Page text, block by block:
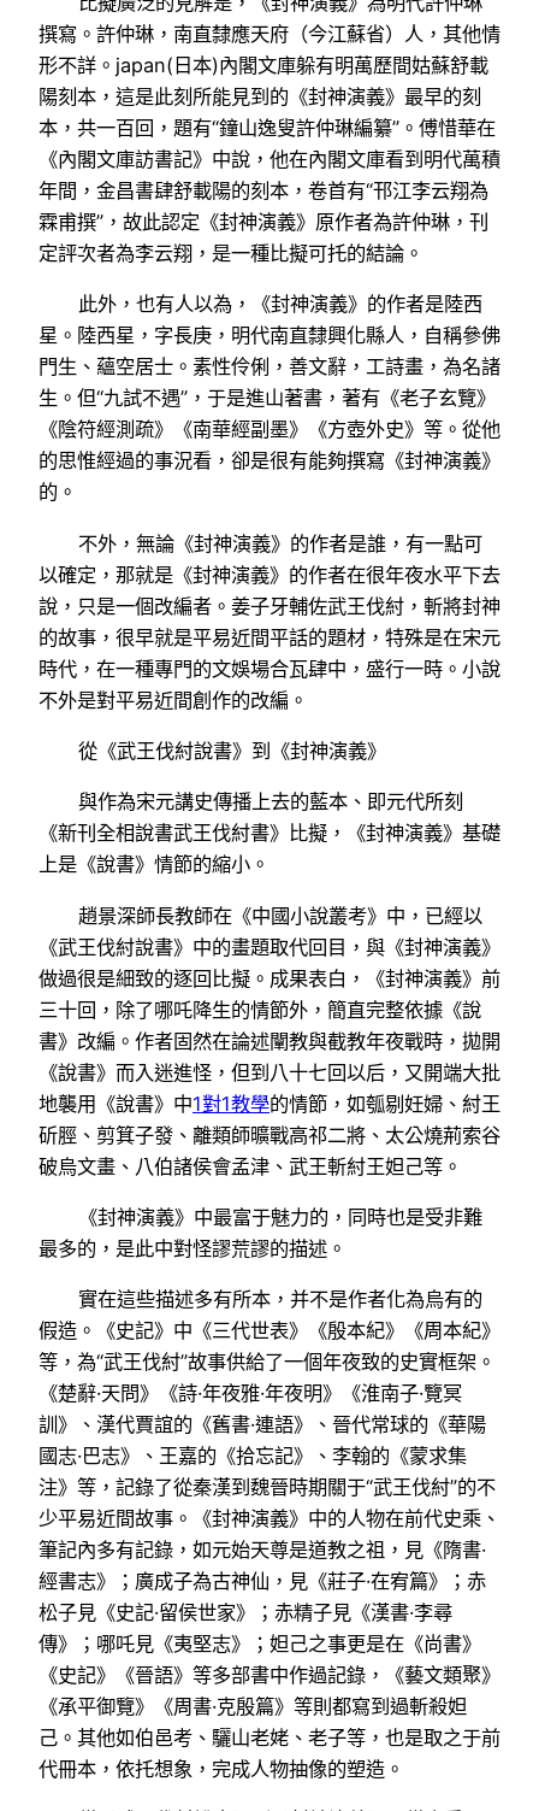
撰寫。許仲琳，南直隸應天府（今江蘇省）人，其他情
形不詳。japan(日本)內閣文庫躲有明萬歷間姑蘇舒載
陽刻本，這是此刻所能見到的《封神演義》最早的刻
本，共一百回，題有“鐘山逸叟許仲琳編纂”。傅惜華在
《內閣文庫訪書記》中說，他在內閣文庫看到明代萬積
年間，金昌書肆舒載陽的刻本，卷首有“邗江李云翔為
霖甫撰”，故此認定《封神演義》原作者為許仲琳，刊
定評次者為李云翔，是一種比擬可托的結論。
此外，也有人以為，《封神演義》的作者是陸西
星。陸西星，字長庚，明代南直隸興化縣人，自稱參佛
門生、蘊空居士。素性伶俐，善文辭，工詩畫，為名諸
生。但“九試不遇”，于是進山著書，著有《老子玄覽》
《陰符經測疏》《南華經副墨》《方壺外史》等。從他
的思惟經過的事況看，卻是很有能夠撰寫《封神演義》
的。
不外，無論《封神演義》的作者是誰，有一點可
以確定，那就是《封神演義》的作者在很年夜水平下去
說，只是一個改編者。姜子牙輔佐武王伐紂，斬將封神
的故事，很早就是平易近間平話的題材，特殊是在宋元
時代，在一種專門的文娛場合瓦肆中，盛行一時。小說
不外是對平易近間創作的改編。
從《武王伐紂說書》到《封神演義》
與作為宋元講史傳播上去的藍本、即元代所刻
《新刊全相說書武王伐紂書》比擬，《封神演義》基礎
上是《說書》情節的縮小。
趙景深師長教師在《中國小說叢考》中，已經以
《武王伐紂說書》中的畫題取代回目，與《封神演義》
做過很是細致的逐回比擬。成果表白，《封神演義》前
三十回，除了哪吒降生的情節外，簡直完整依據《說
書》改編。作者固然在論述闡教與截教年夜戰時，拋開
《說書》而入迷進怪，但到八十七回以后，又開端大批
地襲用《說書》中1對1教學的情節，如瓠剔妊婦、紂王
斫脛、剪箕子發、離類師曠戰高祁二將、太公燒荊索谷
破烏文畫、八伯諸侯會孟津、武王斬紂王妲己等。
《封神演義》中最富于魅力的，同時也是受非難
最多的，是此中對怪謬荒謬的描述。
實在這些描述多有所本，并不是作者化為烏有的
假造。《史記》中《三代世表》《殷本紀》《周本紀》
等，為“武王伐紂”故事供給了一個年夜致的史實框架。
《楚辭·天問》《詩·年夜雅·年夜明》《淮南子·覽冥
訓》、漢代賈誼的《舊書·連語》、晉代常球的《華陽
國志·巴志》、王嘉的《拾忘記》、李翰的《蒙求集
注》等，記錄了從秦漢到魏晉時期關于“武王伐紂”的不
少平易近間故事。《封神演義》中的人物在前代史乘、
筆記內多有記錄，如元始天尊是道教之祖，見《隋書·
經書志》；廣成子為古神仙，見《莊子·在宥篇》；赤
松子見《史記·留侯世家》；赤精子見《漢書·李尋
傳》；哪吒見《夷堅志》；妲己之事更是在《尚書》
《史記》《晉語》等多部書中作過記錄，《藝文類聚》
《承平御覽》《周書·克殷篇》等則都寫到過斬殺妲
己。其他如伯邑考、驪山老姥、老子等，也是取之于前
代冊本，依托想象，完成人物抽像的塑造。